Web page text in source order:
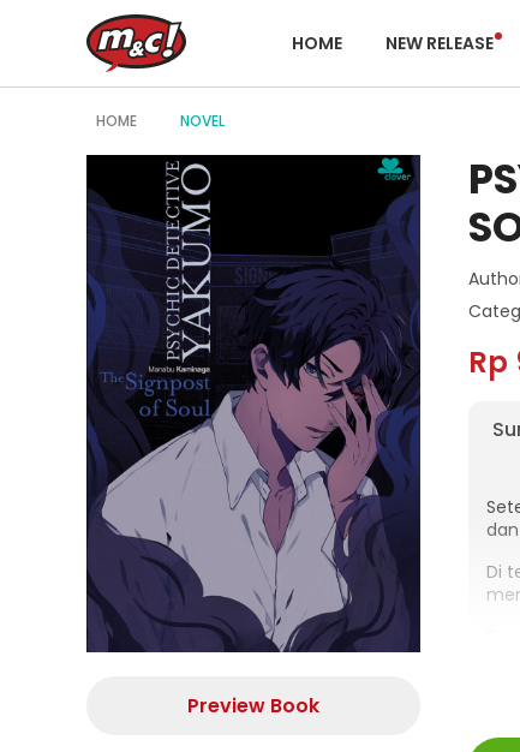
HOME NEW RELEASE
HOME NOVEL
Preview Book
Rp
Di